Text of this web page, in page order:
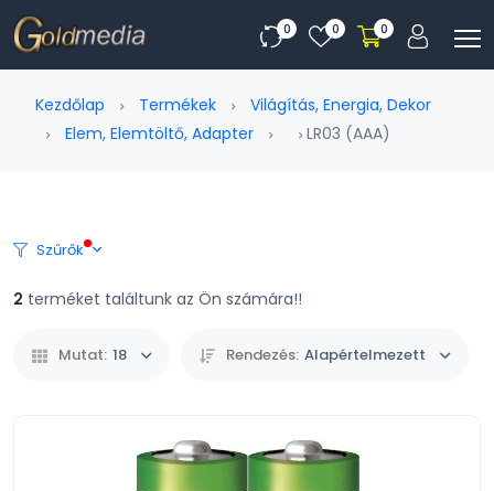
0 0 0
Kezdőlap Termékek
Világítás, Energia, Dekor
Elem, Elemtöltő, Adapter
LR03 (AAA)
Szűrők
2 terméket találtunk az Ön számára!!
Mutat: 18 Rendezés: Alapértelmezett